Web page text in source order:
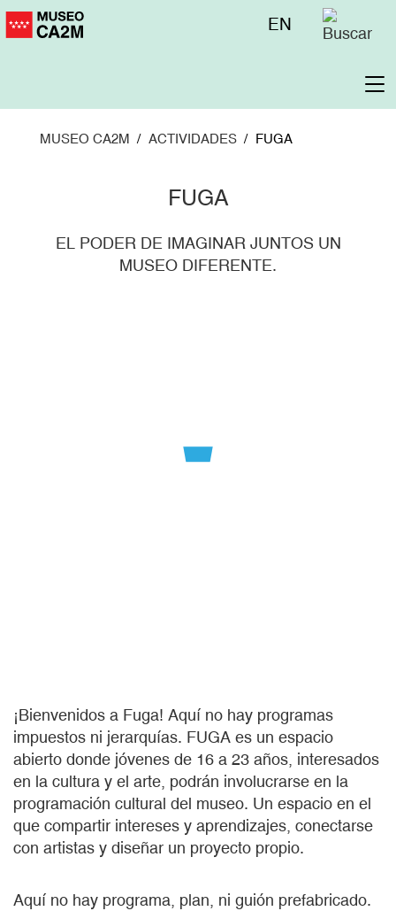
Pasar
Menú
EN
MUSEO CA2M ACTIVIDADES FUGA
FUGA
EL PODER DE IMAGINAR JUNTOS UN
MUSEO DIFERENTE.
¡Bienvenidos a Fuga! Aquí no hay programas
impuestos ni jerarquías. FUGA es un espacio
abierto donde jóvenes de 16 a 23 años, interesados
en la cultura y el arte, podrán involucrarse en la
programación cultural del museo. Un espacio en el
que compartir intereses y aprendizajes, conectarse
con artistas y diseñar un proyecto propio.
Aquí no hay programa, plan, ni guión prefabricado.